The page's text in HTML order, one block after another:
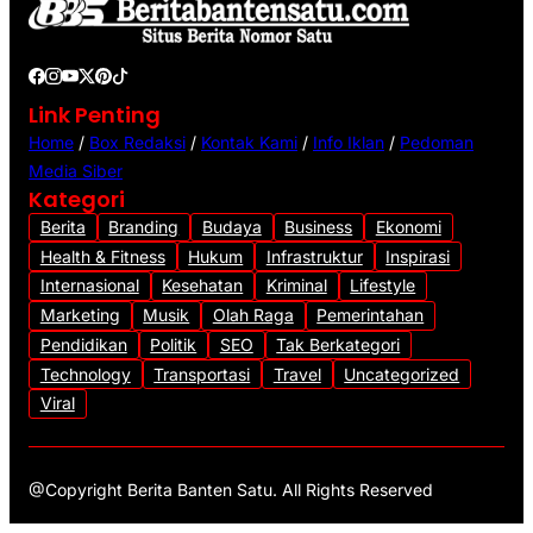
o
Link Penting
Home / Box Redaksi / Kontak Kami / Info Iklan / Pedoman
Media Siber
Kategori
Berita Branding Budaya Business
Ekonomi
Health & Fitness
Hukum Infrastruktur
Inspirasi
Internasional
Kesehatan Kriminal
Lifestyle
Marketing
Musik Olah Raga
Pemerintahan
Pendidikan
Politik SEO
Tak Berkategori
Technology
Transportasi Travel
Uncategorized
Viral
@Copyright Berita Banten Satu. All Rights Reserved